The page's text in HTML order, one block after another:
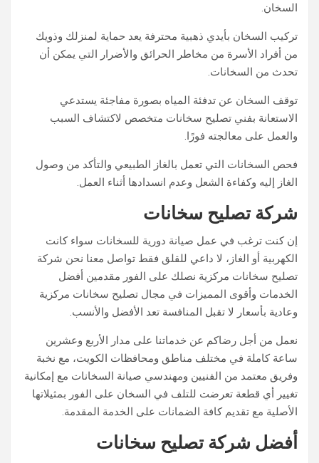
السخان.
تركيب السخان بأيدي ذهبية محترفة يعد حماية لمنزلك وذويك
من أفراد الأسرة من مخاطر الحرائق والأضرار التي يمكن أن
تحدث من السخانات.
توقف السخان عن تدفئة المياه بصورة مفاجئة يستدعي
الاستعانة بفني تصليح سخانات متخصص لاكتشاف السبب
والعمل على معالجته فورًا.
فحص السخانات التي تعمل بالغاز الطبيعي والتأكد من وصول
الغاز إليه وكفاءة الشعل وعدم انسدادها أثناء العمل.
شركة تصليح سخانات
إن كنت ترغب في عمل صيانة دورية للسخانات سواء كانت
الكهربية أو الغاز، لا داعي للقلق فقط تواصل معنا نحن شركة
تصليح سخانات مركزية نصلك على الفور مقدمين أفضل
الخدمات وأقوى المميزات في مجال تصليح سخانات مركزية
وعادية بأسعار لا تقبل المنافسة تعد الأفضل والأنسب.
نعمل من أجل رضاكم عن خدماتنا على مدار الأربع وعشرين
ساعة كاملة في مختلف مناطق ومحافظات الكويت، مع نخبة
وفريق معتمد من الفنيين ومهندسي صيانة السخانات مع إمكانية
تغيير أي قطعة تعرضت للتلف في السخان على الفور بمثيلاتها
الأصلية مع تقديم كافة الضمانات على الخدمة المقدمة.
أفضل شركة تصليح سخانات